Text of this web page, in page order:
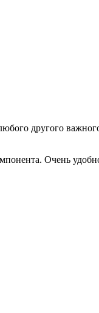
другого
Очень